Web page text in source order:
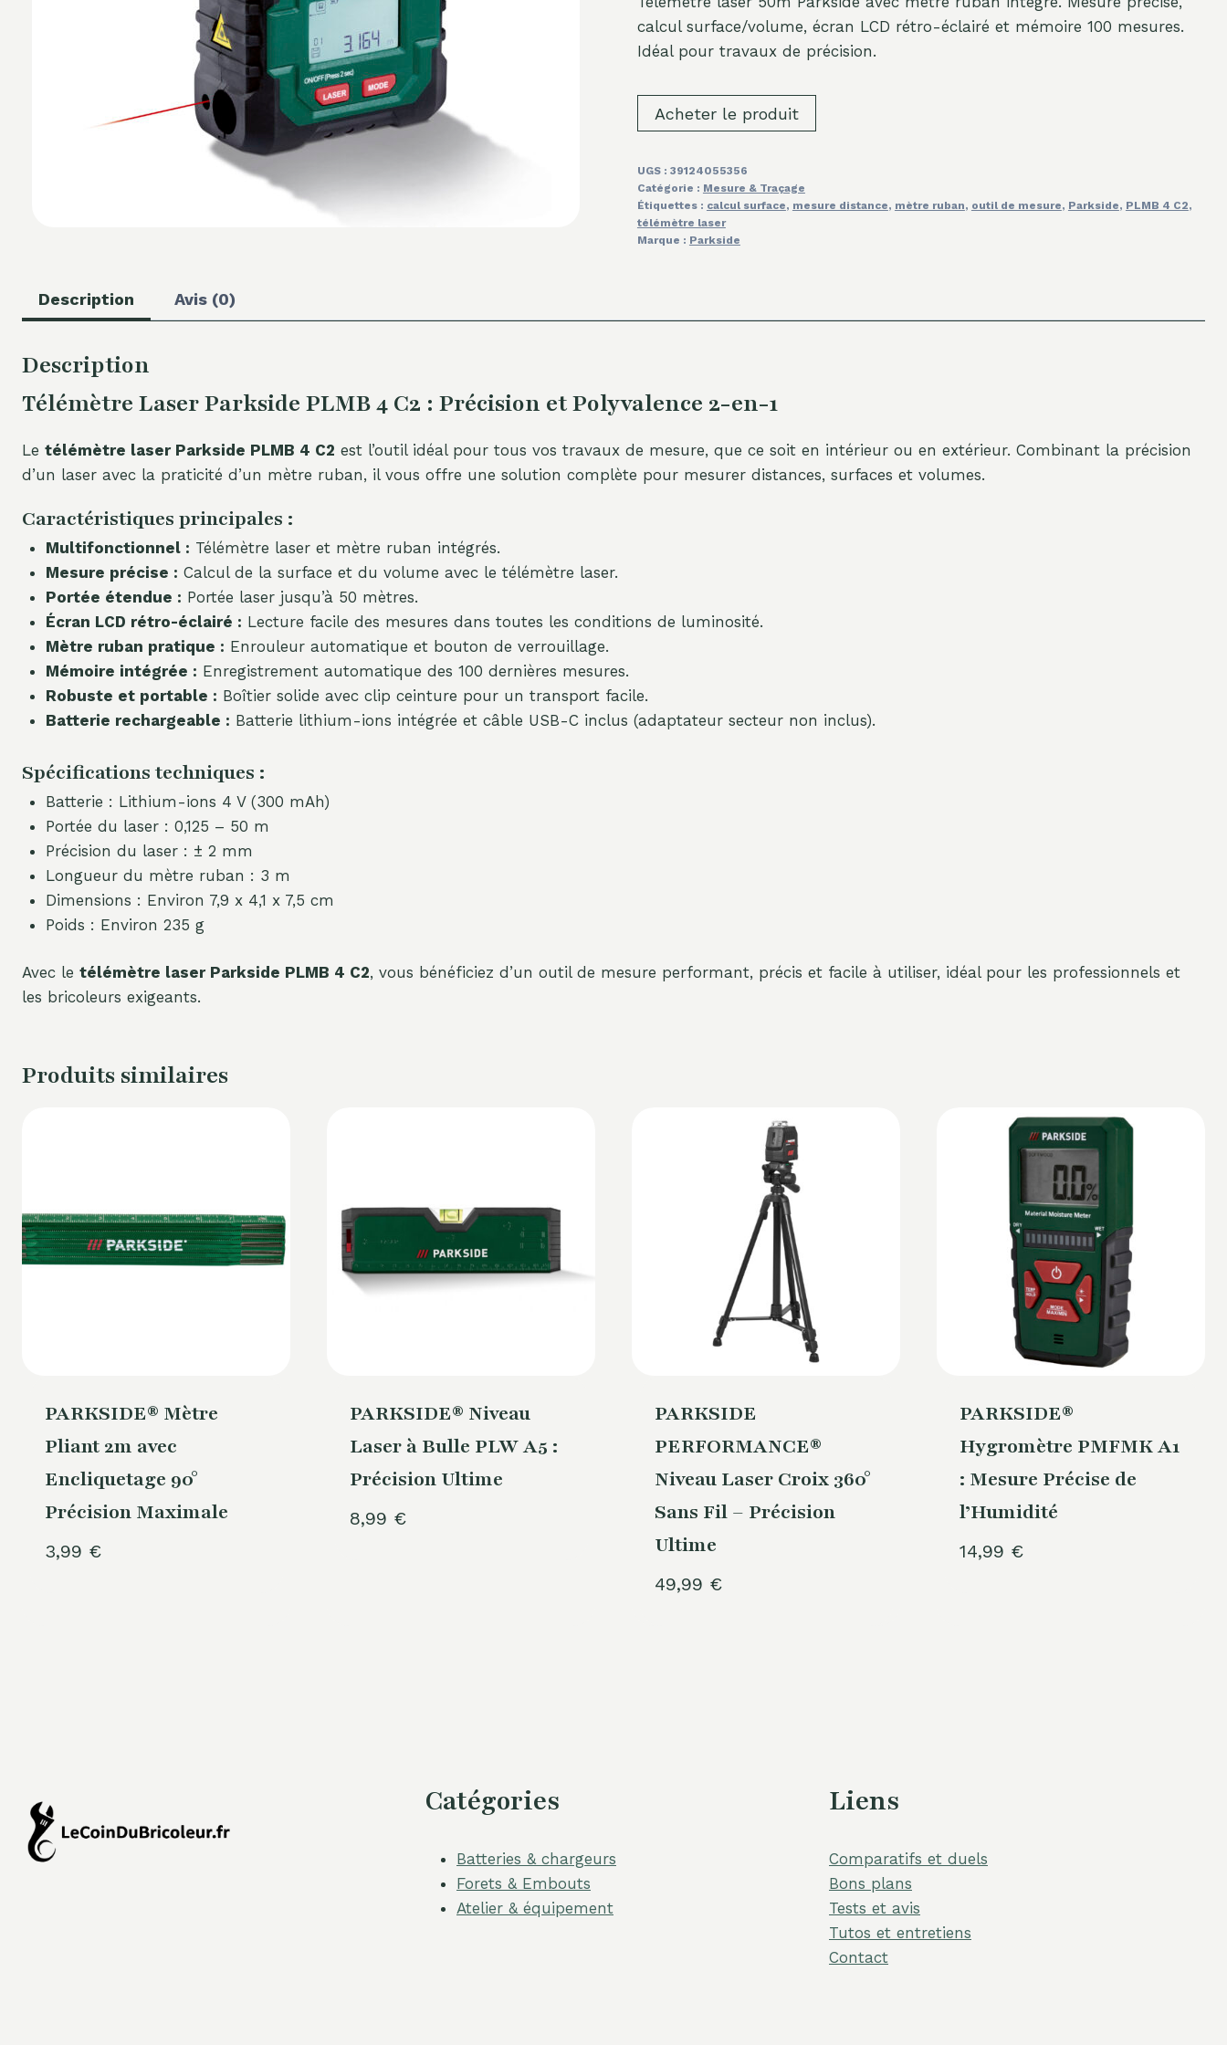
calcul surface/volume, écran LCD rétro-éclairé et mémoire 100 mesures.
Idéal pour travaux de précision.
Acheter le produit
UGS : 39124055356
Catégorie : Mesure & Traçage
Étiquettes : calcul surface, mesure distance, mètre ruban, outil de mesure, Parkside, PLMB 4 C2,
télémètre laser
Marque : Parkside
Description Avis (0)
Description
Télémètre Laser Parkside PLMB 4 C2 : Précision et Polyvalence 2-en-1
Le télémètre laser Parkside PLMB 4 C2 est l’outil idéal pour tous vos travaux de mesure, que ce soit en intérieur ou en extérieur. Combinant la précision
d’un laser avec la praticité d’un mètre ruban, il vous offre une solution complète pour mesurer distances, surfaces et volumes.
Caractéristiques principales :
Multifonctionnel : Télémètre laser et mètre ruban intégrés.
Mesure précise : Calcul de la surface et du volume avec le télémètre laser.
Portée étendue : Portée laser jusqu’à 50 mètres.
Écran LCD rétro-éclairé : Lecture facile des mesures dans toutes les conditions de luminosité.
Mètre ruban pratique : Enrouleur automatique et bouton de verrouillage.
Mémoire intégrée : Enregistrement automatique des 100 dernières mesures.
Robuste et portable : Boîtier solide avec clip ceinture pour un transport facile.
Batterie rechargeable : Batterie lithium-ions intégrée et câble USB-C inclus (adaptateur secteur non inclus).
Spécifications techniques :
Batterie : Lithium-ions 4 V (300 mAh)
Portée du laser : 0,125 – 50 m
Précision du laser : ± 2 mm
Longueur du mètre ruban : 3 m
Dimensions : Environ 7,9 x 4,1 x 7,5 cm
Poids : Environ 235 g
Avec le télémètre laser Parkside PLMB 4 C2, vous bénéficiez d’un outil de mesure performant, précis et facile à utiliser, idéal pour les professionnels et
les bricoleurs exigeants.
Produits similaires
PARKSIDE® Mètre
Pliant 2m avec
Encliquetage 90°
Précision Maximale
3,99 €
PARKSIDE® Niveau
Laser à Bulle PLW A5 :
Précision Ultime
8,99 €
PARKSIDE
PERFORMANCE®
Niveau Laser Croix 360°
Sans Fil – Précision
Ultime
49,99 €
PARKSIDE®
Hygromètre PMFMK A1
: Mesure Précise de
l’Humidité
14,99 €
Catégories
Batteries & chargeurs
Forets & Embouts
Atelier & équipement
Liens
Comparatifs et duels
Bons plans
Tests et avis
Tutos et entretiens
Contact